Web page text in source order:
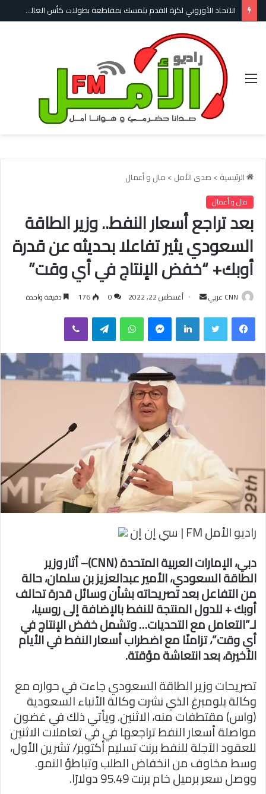
الاتحاد الأوروبي لكرة القدم يتمسك بمقاطعة بطولات كأس العالم ويطالب الفيفا بضمانات لاستعادة الثقة
القائمة
الرئيسية > صدى الأمل > مال و أعمال
مال و أعمال
بعد تراجع أسعار النفط.. وزير الطاقة
السعودي يثير تفاعلا بحديثه عن قدرة
أوبك+ “خفض الإنتاج في أي وقت”
CNN عربي
ل
ب
ر
ي
ل
ر
و
ن
ا
أغسطس 22, 2022 0
176 دقيقة واحدة
فيسبوك لينكدإن واتساب تيلقرام
راديو الأمل FM | سي إن إن
دبي، الإمارات العربية المتحدة (CNN)– أثار وزير
الطاقة السعودي، الأمير عبدالعزيز بن سلمان، حالة
من التفاعل بعد تصريحاته بشأن وسائل قدرة تحالف
أوبك + للدول المنتجة للنفط بالإضافة إلى روسيا،
لـ”التعامل مع التحديات… وتشمل خفض الإنتاج في
أي وقت”، تزامنًا مع اضطراب أسعار النفط في الأيام
الأخيرة، بعد انتعاشة مؤقتة.
تصريحات وزير الطاقة السعودي جاءت في حواره مع
وكالة بلومبرغ الذي نشرت وكالة الأنباء السعودية
(واس) مقتطفات منه، الاثنين. ويأتي ذلك في غضون
مواصلة أسعار النفط تراجعها في في تعاملات الاثنين
للعقود الآجلة للنفط برنت تسليم أكتوبر/ تشرين الأول،
وسط مخاوف من انخفاض الطلب وتباطؤ النمو.
ووصل سعر برميل خام برنت 95.49 دولارًا.